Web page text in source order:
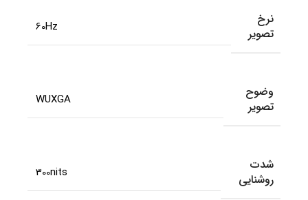
نرخ
تصویر
60Hz
وضوح
تصویر
WUXGA
شدت
روشنایی
300nits